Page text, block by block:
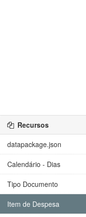
Recursos
datapackage.json
Calendário - Dias
Tipo Documento
Item de Despesa